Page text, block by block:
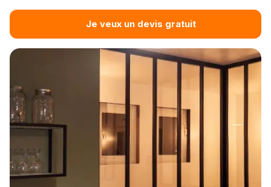
Je veux un devis gratuit